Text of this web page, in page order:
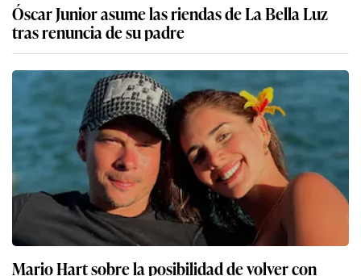
Óscar Junior asume las riendas de La Bella Luz
tras renuncia de su padre
Mario Hart sobre la posibilidad de volver con